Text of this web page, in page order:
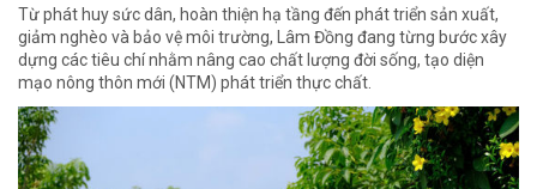
Từ phát huy sức dân, hoàn thiện hạ tầng đến phát triển sản xuất,
giảm nghèo và bảo vệ môi trường, Lâm Đồng đang từng bước xây
dựng các tiêu chí nhằm nâng cao chất lượng đời sống, tạo diện
mạo nông thôn mới (NTM) phát triển thực chất.